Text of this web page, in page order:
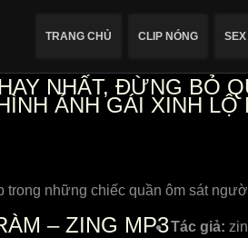
TRANG CHỦ CLIP NÓNG
NHẤT, ĐỪNG BỎ
ẢNH GÁI XINH
trong những chiếc quần ôm sát
– ZING MP3Tác giả: